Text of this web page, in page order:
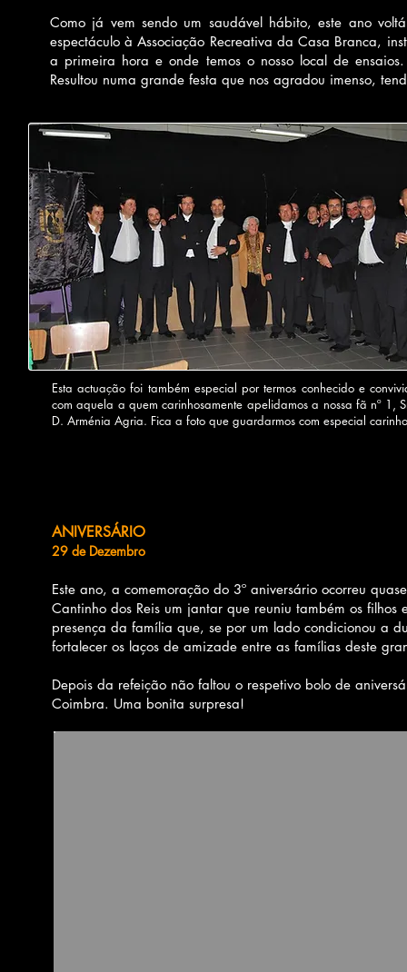
Como já vem sendo um saudável hábito, este ano
espectáculo à Associação Recreativa da Casa Branca,
a primeira hora e onde temos o nosso local de
Resultou numa grande festa que nos agradou imenso,
Esta actuação foi também especial por termos conhecido e
com aquela a quem carinhosamente apelidamos a nossa fã nº 1,
D. Arménia Agria. Fica a foto que guardarmos com especial
ANIVERSÁRIO
29 de Dezembro
Este ano, a comemoração do 3º aniversário ocorreu
Cantinho dos Reis um jantar que reuniu também os
presença da família que, se por um lado condicionou a
fortalecer os laços de amizade entre as famílias deste
​Depois da refeição não faltou o respetivo bolo de
Coimbra. Uma bonita surpresa!